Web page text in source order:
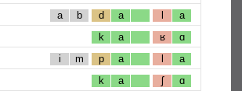
a b d a l a
k a ʁ ɑ
i m p a l a
k a ʃ ɑ